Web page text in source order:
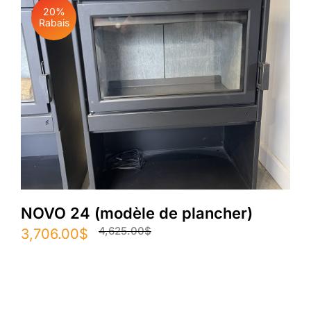
20%
Rabais
NOVO 24 (modèle de plancher)
4,625.00$
Le
3,706.00$
Le